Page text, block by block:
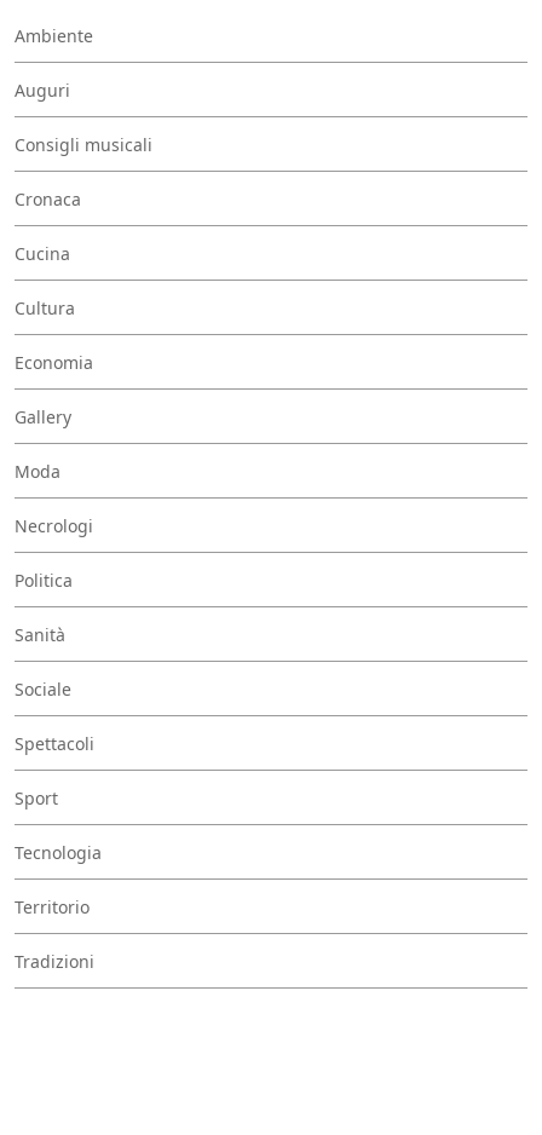
Ambiente
Auguri
Consigli musicali
Cronaca
Cucina
Cultura
Economia
Gallery
Moda
Necrologi
Politica
Sanità
Sociale
Spettacoli
Sport
Tecnologia
Territorio
Tradizioni